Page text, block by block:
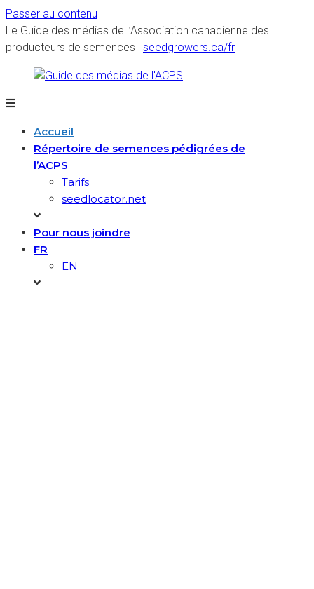
Passer au contenu
Le Guide des médias de l’Association canadienne des
producteurs de semences | seedgrowers.ca/fr
Guide
des
médias
l'ACPS
Accueil
Répertoire de semences pédigrées de
l’ACPS
Tarifs
seedlocator.net
Pour nous joindre
FR
EN